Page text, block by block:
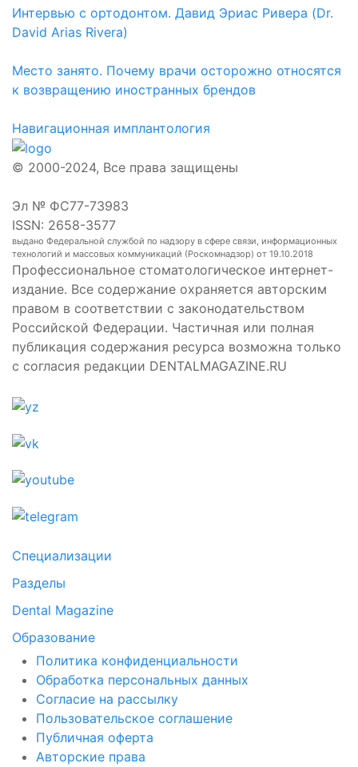
Интервью с ортодонтом. Давид Эриас Ривера (Dr.
David Arias Rivera)
Место занято. Почему врачи осторожно относятся
к возвращению иностранных брендов
Навигационная имплантология
© 2000-2024, Все права защищены
Эл № ФС77-73983
ISSN: 2658-3577
выдано Федеральной службой по надзору в сфере связи, информационных
технологий и массовых коммуникаций (Роскомнадзор) от 19.10.2018
Профессиональное стоматологическое интернет-
издание. Все содержание охраняется авторским
правом в соответствии с законодательством
Российской Федерации. Частичная или полная
публикация содержания ресурса возможна только
с согласия редакции DENTALMAGAZINE.RU
Специализации
Разделы
Dental Magazine
Образование
Политика конфиденциальности
Обработка персональных данных
Согласие на рассылку
Пользовательское соглашение
Публичная оферта
Авторские права